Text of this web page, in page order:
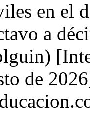
en el
a
de